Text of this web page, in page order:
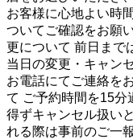
お客様に心地よい時
ついてご確認をお願
更について 前日まで
当日の変更・キャン
お電話にてご連絡を
て ご予約時間を15分
得ずキャンセル扱い
れる際は事前のご一